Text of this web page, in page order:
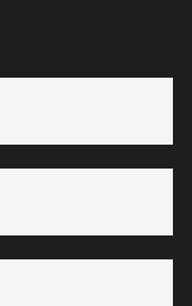
Bel ons op